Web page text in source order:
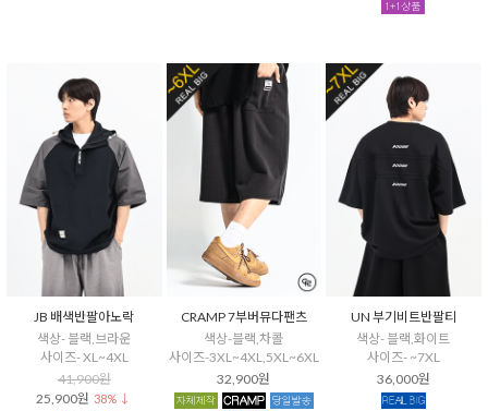
JB 배색반팔아노락
색상- 블랙,브라운
사이즈- XL~4XL
41,900원
25,900원 38% ↓
CRAMP 7부버뮤다팬츠
색상-블랙,차콜
사이즈-3XL~4XL,5XL~6XL
32,900원
UN 부기비트반팔티
색상- 블랙,화이트
사이즈- ~7XL
36,000원